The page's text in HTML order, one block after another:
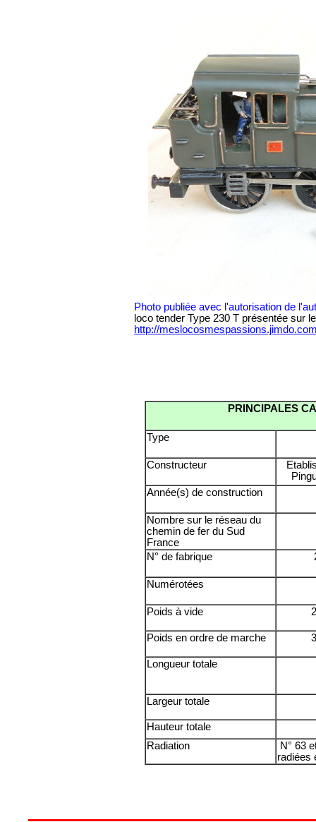
Photo publiée avec l'autorisation de
loco tender Type 230 T présentée sur
http://
PRINCIPALES
Type
Constructeur
Année(s) de construction
Nombre sur le réseau du
chemin de fer du Sud
France
N° de fabrique
Numérotées
Poids à vide
Poids en ordre de marche
Longueur totale
Largeur totale
Hauteur totale
Radiation
N° 63
radiées